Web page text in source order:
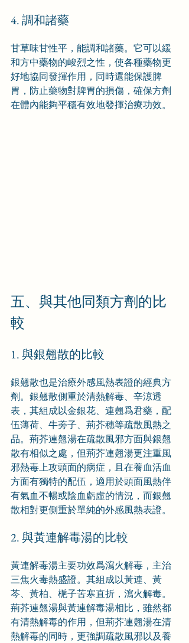
4. 調和諸藥
甘草味甘性平，能調和諸藥。它可以緩
和方中藥物的峻烈之性，使各種藥物更
好地協同發揮作用，同時還能保護脾
胃，防止藥物對脾胃的損傷，確保方劑
在體內能夠平穩有效地發揮治療功效。
五、與其他同類方劑的比
較
1. 與銀翹散的比較
銀翹散也是治療外感風熱表證的經典方
劑。銀翹散側重於清熱解毒、辛涼透
表，其組成以金銀花、連翹爲君藥，配
伍薄荷、牛蒡子、荊芥穗等疏散風熱之
品。荊芥連翹湯在疏散風邪方面與銀翹
散有相似之處，但荊芥連翹湯更注重風
邪熱毒上攻頭面的病症，且在養血活血
方面有獨特的配伍，適用於頭面風熱伴
有氣血不暢或陰血虧虛的情況，而銀翹
散相對更側重於單純的外感風熱表證。
2. 與黃連解毒湯的比較
黃連解毒湯主要功效爲瀉火解毒，主治
三焦火毒熱盛證。其組成以黃連、黃
芩、黃柏、梔子苦寒直折，瀉火解毒。
荊芥連翹湯與黃連解毒湯相比，雖然都
有清熱解毒的作用，但荊芥連翹湯在清
熱解毒的同時，更強調疏散風邪以及養